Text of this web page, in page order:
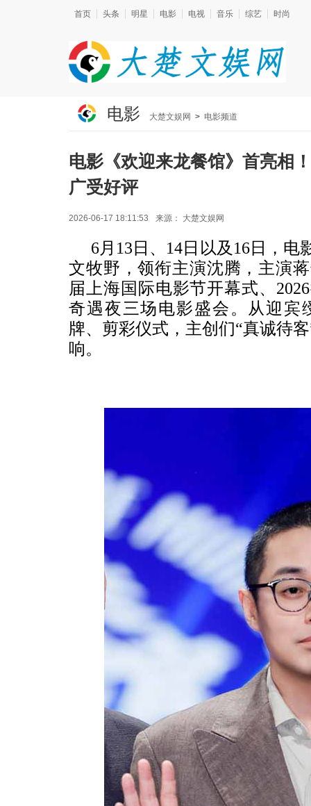
首页 头条 明星 电影 电视 音乐 综艺 时尚
电影 大楚文娱网 > 电影频道
电影《欢迎来龙餐馆》首亮相
广受好评
2026-06-17 18:11:53 来源： 大楚文娱网
6月13日、14日以及16日，
文牧野，领衔主演沈腾，主演
届上海国际电影节开幕式、
奇遇夜三场电影盛会。从迎宾
牌、剪彩仪式，主创们“真诚待
响。